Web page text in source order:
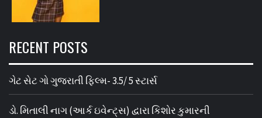
RECENT POSTS
ગેટ સેટ ગો ગુજરાતી ફિલ્મ- 3.5/ 5 સ્ટાર્સ
ડો. મિતાલી નાગ (આર્ક ઇવેન્ટ્સ) દ્વારા કિશોર કુમારની